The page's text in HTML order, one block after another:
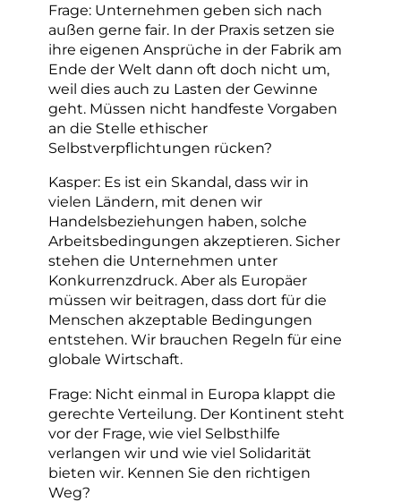
Frage: Unternehmen geben sich nach
außen gerne fair. In der Praxis setzen sie
ihre eigenen Ansprüche in der Fabrik am
Ende der Welt dann oft doch nicht um,
weil dies auch zu Lasten der Gewinne
geht. Müssen nicht handfeste Vorgaben
an die Stelle ethischer
Selbstverpflichtungen rücken?
Kasper: Es ist ein Skandal, dass wir in
vielen Ländern, mit denen wir
Handelsbeziehungen haben, solche
Arbeitsbedingungen akzeptieren. Sicher
stehen die Unternehmen unter
Konkurrenzdruck. Aber als Europäer
müssen wir beitragen, dass dort für die
Menschen akzeptable Bedingungen
entstehen. Wir brauchen Regeln für eine
globale Wirtschaft.
Frage: Nicht einmal in Europa klappt die
gerechte Verteilung. Der Kontinent steht
vor der Frage, wie viel Selbsthilfe
verlangen wir und wie viel Solidarität
bieten wir. Kennen Sie den richtigen
Weg?